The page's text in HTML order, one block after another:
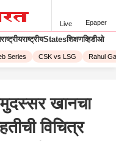
Live Epaper
राष्ट्रीयStatesशिक्षणव्हिडीओ
CSK vs LSG Rahul
खानचा
विचित्र